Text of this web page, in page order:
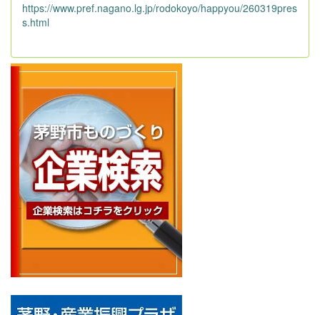
https://www.pref.nagano.lg.jp/rodokoyo/happyou/260319pres
s.html